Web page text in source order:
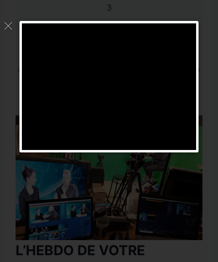
3
avec la qualité de vos produits / services votre
L’HEBDO DE VOTRE